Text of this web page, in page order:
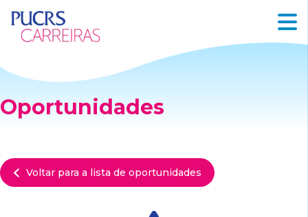
Oportunidades
Voltar para a lista de oportunidades